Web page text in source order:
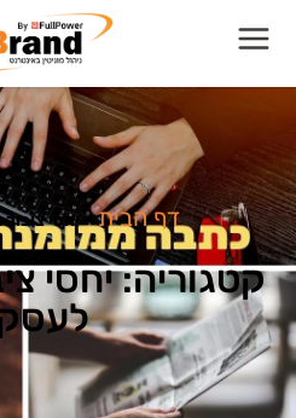
דף הבית»יחסי
קטגוריה: יחסי